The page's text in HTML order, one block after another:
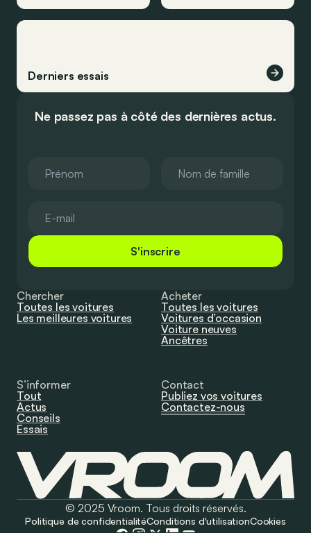
Derniers essais
Ne passez pas à côté des dernières actus.
S'inscrire
Chercher
Toutes les voitures
Les meilleures voitures
Acheter
Toutes les voitures
Voitures d’occasion
Voiture neuves
Ancêtres
S’informer
Tout
Actus
Conseils
Essais
Contact
Publiez vos voitures
Contactez-nous
© 2025 Vroom. Tous droits réservés.
Politique de confidentialitéConditions d'utilisationCookies